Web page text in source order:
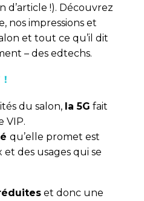
d’article !). Découvrez
nos impressions et
et tout ce qu’il dit
– des edtechs.
!
du salon, la 5G fait
VIP.
qu’elle promet est
des usages qui se
et donc une